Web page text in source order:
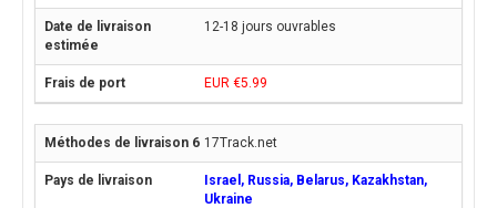
12-18 jours ouvrables
EUR €5.99
17Track.net
Israel, Russia, Belarus, Kazakhstan,
Ukraine